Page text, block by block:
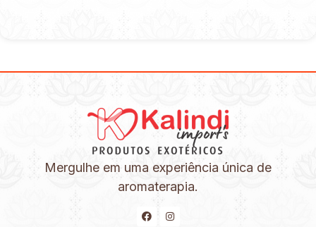
Mergulhe em uma experiência única de
aromaterapia.